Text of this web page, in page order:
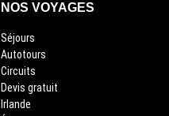
NOS VOYAGES
Séjours
Autotours
Circuits
Devis gratuit
Irlande